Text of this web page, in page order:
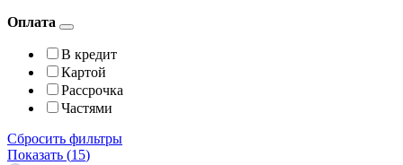
Оплата
В кредит
Картой
Рассрочка
Частями
Сбросить фильтры
Показать (15)